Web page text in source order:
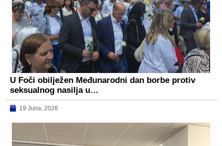
U Foči obilježen Međunarodni dan borbe protiv
seksualnog nasilja u…
19 Juna, 2026